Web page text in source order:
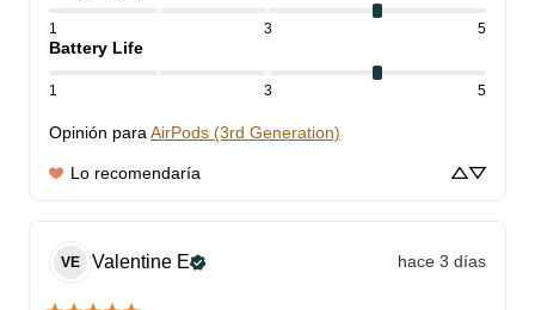
1 3 5
Battery Life
1 3 5
Opinión para AirPods (3rd Generation)
Lo recomendaría
VE Valentine E hace 3 días